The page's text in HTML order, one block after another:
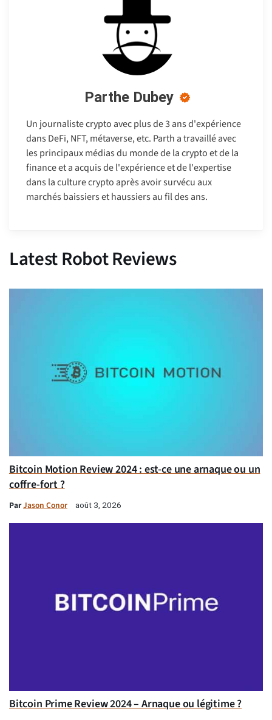
Parthe Dubey
Un journaliste crypto avec plus de 3 ans d'expérience
dans DeFi, NFT, métaverse, etc. Parth a travaillé avec
les principaux médias du monde de la crypto et de la
finance et a acquis de l'expérience et de l'expertise
dans la culture crypto après avoir survécu aux
marchés baissiers et haussiers au fil des ans.
Latest Robot Reviews
Bitcoin Motion Review 2024 : est-ce une arnaque ou un
coffre-fort ?
ParJason Conor août 3, 2026
Bitcoin Prime Review 2024 – Arnaque ou légitime ?